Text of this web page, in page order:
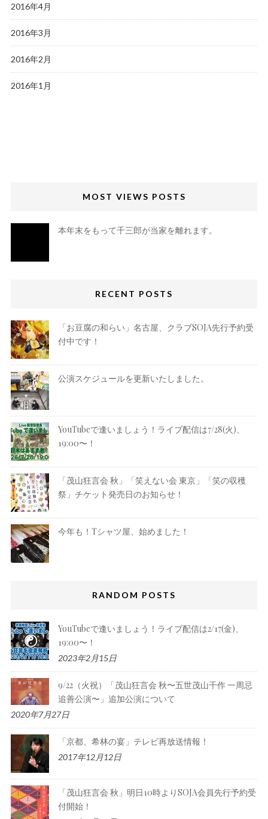
2016年4月
2016年3月
2016年2月
2016年1月
MOST VIEWS POSTS
本年末をもって千三郎が当家を離れます。
RECENT POSTS
「お豆腐の和らい」名古屋、クラブSOJA先行予約受
付中です！
公演スケジュールを更新いたしました。
YouTubeで逢いましょう！ライブ配信は7/28(火)、
19:00〜！
「茂山狂言会 秋」「笑えない会 東京」「笑の収穫
祭」チケット発売日のお知らせ！
今年も！Tシャツ屋、始めました！
RANDOM POSTS
YouTubeで逢いましょう！ライブ配信は2/17(金)、
19:00〜！
2023年2月15日
9/22（火祝）「茂山狂言会 秋〜五世茂山千作 一周忌
追善公演〜」追加公演について
2020年7月27日
「京都、希林の宴」テレビ再放送情報！
2017年12月12日
「茂山狂言会 秋」明日10時よりSOJA会員先行予約受
付開始！